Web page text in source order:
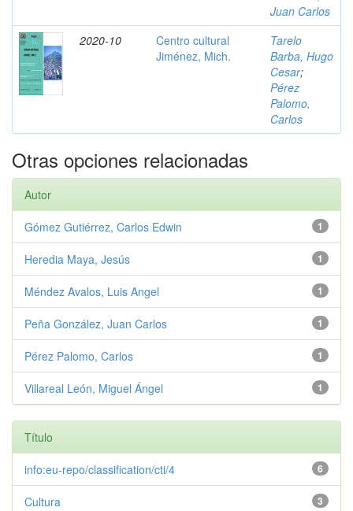
Juan Carlos
2020-10
Centro cultural
Jiménez, Mich.
Tarelo
Barba, Hugo
Cesar;
Pérez
Palomo,
Carlos
Otras opciones relacionadas
Autor
1
Gómez Gutiérrez, Carlos Edwin
1
Heredia Maya, Jesús
1
Méndez Avalos, Luis Angel
1
Peña González, Juan Carlos
1
Pérez Palomo, Carlos
1
Villareal León, Miguel Ángel
Título
6
info:eu-repo/classification/cti/4
3
Cultura